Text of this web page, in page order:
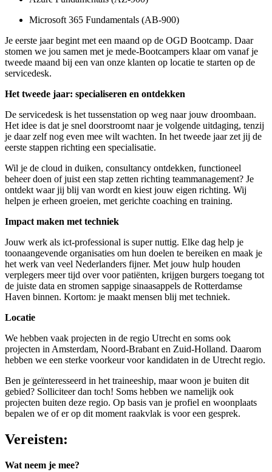
Microsoft 365 Fundamentals (AB-900)
Je eerste jaar begint met een maand op de OGD Bootcamp. Daar
stomen we jou samen met je mede-Bootcampers klaar om vanaf je
tweede maand bij een van onze klanten op locatie te starten op de
servicedesk.
Het tweede jaar: specialiseren en ontdekken
De servicedesk is het tussenstation op weg naar jouw droombaan.
Het idee is dat je snel doorstroomt naar je volgende uitdaging, tenzij
je daar zelf nog even mee wilt wachten. In het tweede jaar zet jij de
eerste stappen richting een specialisatie.
Wil je de cloud in duiken, consultancy ontdekken, functioneel
beheer doen of juist een stap zetten richting teammanagement? Je
ontdekt waar jij blij van wordt en kiest jouw eigen richting. Wij
helpen je erheen groeien, met gerichte coaching en training.
Impact maken met techniek
Jouw werk als ict-professional is super nuttig. Elke dag help je
toonaangevende organisaties om hun doelen te bereiken en maak je
het werk van veel Nederlanders fijner. Met jouw hulp houden
verplegers meer tijd over voor patiënten, krijgen burgers toegang tot
de juiste data en stromen sappige sinaasappels de Rotterdamse
Haven binnen. Kortom: je maakt mensen blij met techniek.
Locatie
We hebben vaak projecten in de regio Utrecht en soms ook
projecten in Amsterdam, Noord-Brabant en Zuid-Holland. Daarom
hebben we een sterke voorkeur voor kandidaten in de Utrecht regio.
Ben je geïnteresseerd in het traineeship, maar woon je buiten dit
gebied? Solliciteer dan toch! Soms hebben we namelijk ook
projecten buiten deze regio. Op basis van je profiel en woonplaats
bepalen we of er op dit moment raakvlak is voor een gesprek.
Vereisten:
Wat neem je mee?